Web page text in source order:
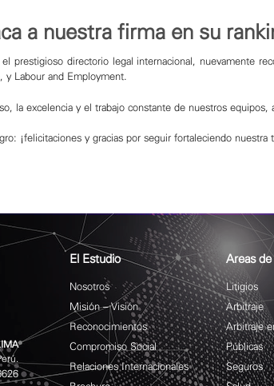
a nuestra firma en su
prestigioso directorio legal internacional, nuevamente
y Labour and Employment.
la excelencia y el trabajo constante de nuestros
¡felicitaciones y gracias por seguir fortaleciendo nuestra
El Estudio
Nosotros
Misión – Visión
Reconocimientos
Compromiso Social
Relaciones Internacionales
Areas de
Litigios
Arbitraje
Arbitraje
Públicas
Seguros